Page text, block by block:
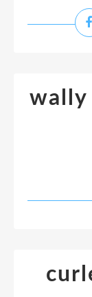
wally